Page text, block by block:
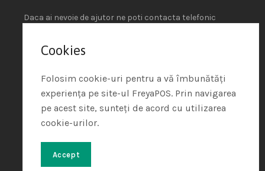
Daca ai nevoie de ajutor ne poti contacta telefonic
+4 021.636.70.85
sales@freyapos.com
LEGATURI UTILE
Intrebari frecvente
Contul meu
Cos de cumparaturi
Cookies
Folosim cookie-uri pentru a vă îmbunătăți
experiența pe site-ul FreyaPOS. Prin navigarea
pe acest site, sunteți de acord cu utilizarea
cookie-urilor.
Accept